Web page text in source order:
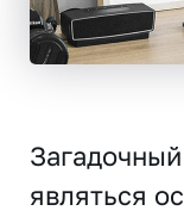
являться